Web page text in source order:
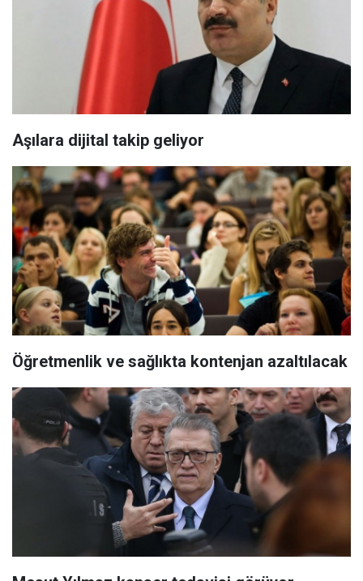
Aşılara dijital takip geliyor
Öğretmenlik ve sağlıkta kontenjan azaltılacak